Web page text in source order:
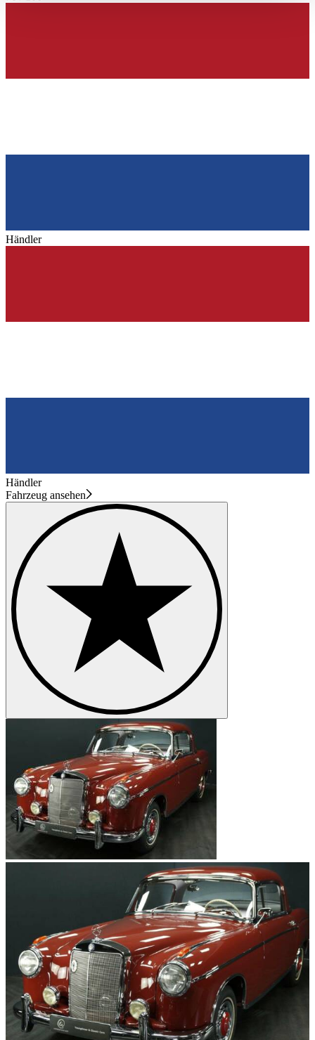
haben oder die sie im Rahmen Ihrer Nutzung der Dienste
Händler
Händler
Fahrzeug ansehen